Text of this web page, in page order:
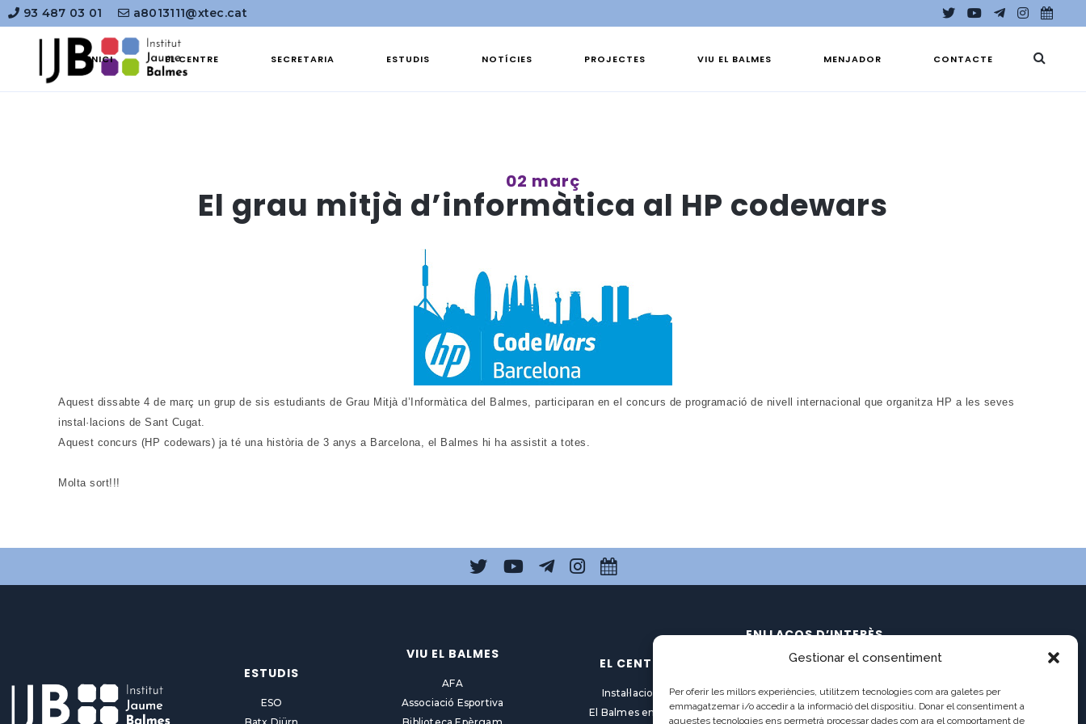
Gestionar el consentiment
Per oferir les millors experiències, utilitzem tecnologies com ara galetes per
emmagatzemar i/o accedir a la informació del dispositiu. Donar el consentiment a
aquestes tecnologies ens permetrà processar dades com ara el comportament de
93 487 03 01 a8013111@xtec.cat
INICI EL CENTRE SECRETARIA ESTUDIS NOTÍCIES PROJECTES VIU EL BALMES MENJADOR CONTACTE
02 març
El grau mitjà d’informàtica al HP codewars
Aquest dissabte 4 de març un grup de sis estudiants de Grau Mitjà d’Informàtica del Balmes, participaran en el concurs de programació de nivell internacional que organitza HP a les seves
instal·lacions de Sant Cugat.
Aquest concurs (HP codewars) ja té una història de 3 anys a Barcelona, el Balmes hi ha assistit a totes.
Molta sort!!!
ESTUDIS
ESO
VIU EL BALMES
AFA
Associació Esportiva
EL CENTRE
Instal·lacions
El Balmes en línia
ENLLAÇOS D’INTERÈS
Calendari
Ràdio Balmes
08009 Barcelona